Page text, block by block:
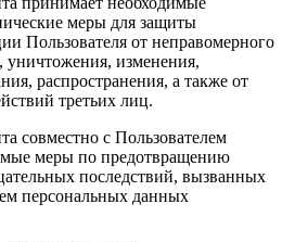
меры для защиты
Пользователя от неправомерного
уничтожения, изменения,
распространения, а также от
третьих лиц.
совместно с Пользователем
меры по предотвращению
последствий, вызванных
персональных данных